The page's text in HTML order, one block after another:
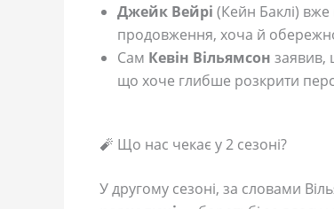
Джейк Вейрі (Кейн Баклі)
продовження, хоча й
Сам Кевін Вільямсон заявив,
що хоче глибше розкрити
🧨 Що нас чекає у 2 сезоні?
У другому сезоні, за словами